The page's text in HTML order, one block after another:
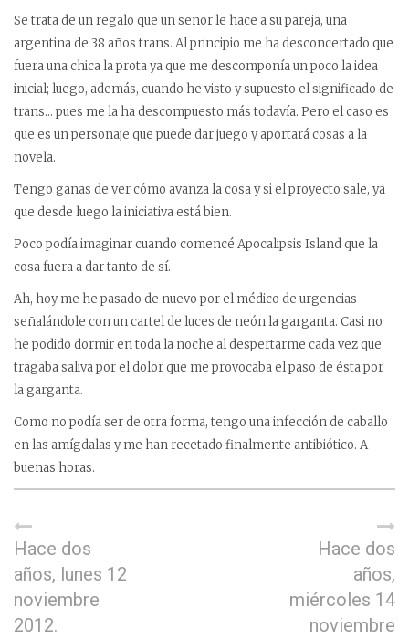
Se trata de un regalo que un señor le hace a su pareja, una
argentina de 38 años trans. Al principio me ha desconcertado que
fuera una chica la prota ya que me descomponía un poco la idea
inicial; luego, además, cuando he visto y supuesto el significado de
trans… pues me la ha descompuesto más todavía. Pero el caso es
que es un personaje que puede dar juego y aportará cosas a la
novela.
Tengo ganas de ver cómo avanza la cosa y si el proyecto sale, ya
que desde luego la iniciativa está bien.
Poco podía imaginar cuando comencé Apocalipsis Island que la
cosa fuera a dar tanto de sí.
Ah, hoy me he pasado de nuevo por el médico de urgencias
señalándole con un cartel de luces de neón la garganta. Casi no
he podido dormir en toda la noche al despertarme cada vez que
tragaba saliva por el dolor que me provocaba el paso de ésta por
la garganta.
Como no podía ser de otra forma, tengo una infección de caballo
en las amígdalas y me han recetado finalmente antibiótico. A
buenas horas.
Hace dos
años, lunes 12
noviembre
2012.
Hace dos
años,
miércoles 14
noviembre